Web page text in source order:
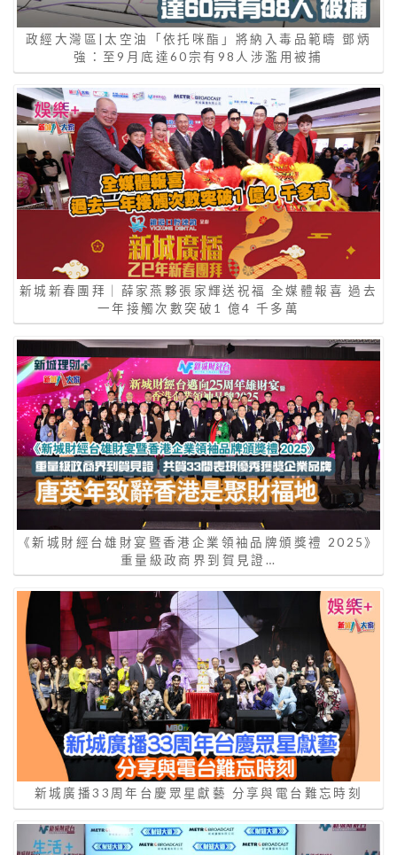
政經大灣區|太空油「依托咪酯」將納入毒品範疇 鄧炳
強：至9月底達60宗有98人涉濫用被捕
新城新春團拜｜薛家燕夥張家輝送祝福 全媒體報喜 過去
一年接觸次數突破1 億4 千多萬
《新城財經台雄財宴暨香港企業領袖品牌頒獎禮 2025》
重量級政商界到賀見證…
新城廣播33周年台慶眾星獻藝 分享與電台難忘時刻